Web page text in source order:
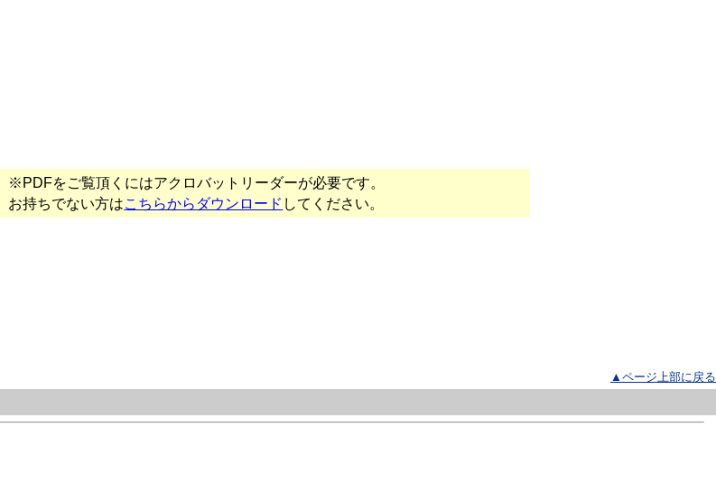
※PDFをご覧頂くにはアクロバットリーダーが必要です。
お持ちでない方はこちらからダウンロード してください。
▲ページ上部に戻る